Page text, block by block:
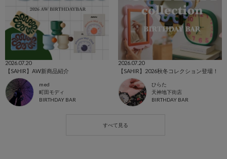
2026.07.20
【SAHIR】AW新商品紹介
med
町田モディ
BIRTHDAY BAR
2026.07.20
【SAHIR】2026秋冬コレクション登場！
ひらた
天神地下街店
BIRTHDAY BAR